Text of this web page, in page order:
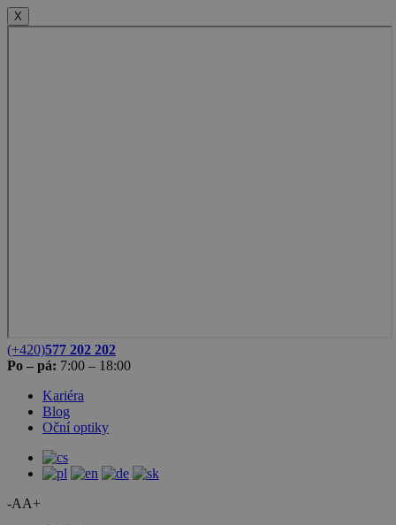
X
(+420)577 202 202
Po – pá: 7:00 – 18:00
Kariéra
Blog
Oční optiky
-AA+